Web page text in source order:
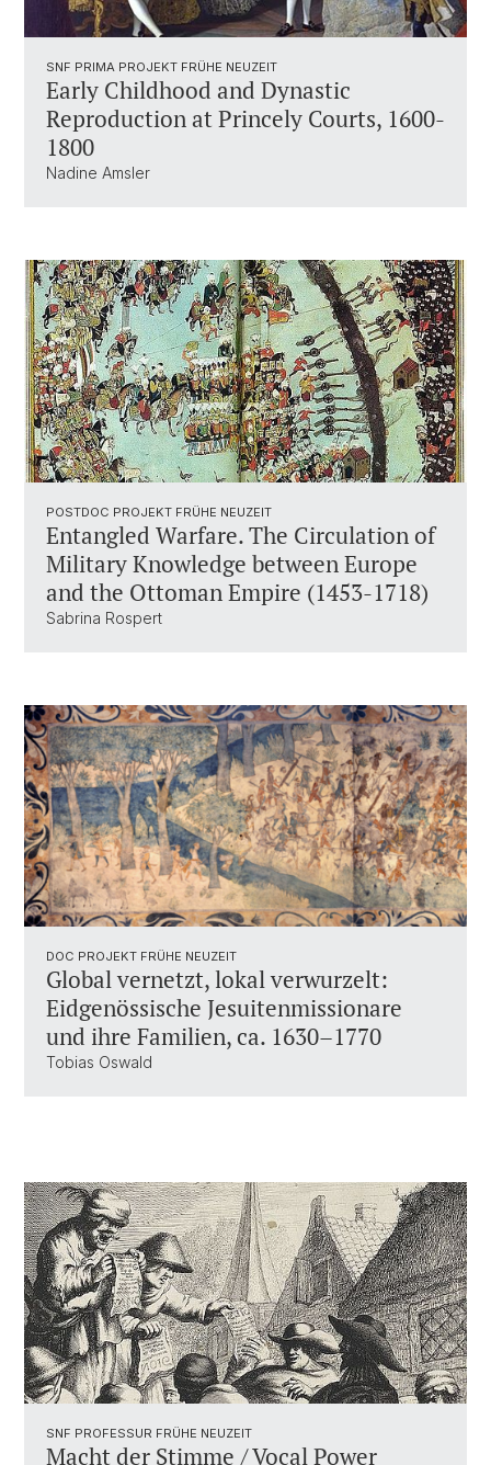
SNF PRIMA PROJEKT FRÜHE NEUZEIT
Early Childhood and Dynastic
Reproduction at Princely Courts, 1600-
1800
Nadine Amsler
POSTDOC PROJEKT FRÜHE NEUZEIT
Entangled Warfare. The Circulation of
Military Knowledge between Europe
and the Ottoman Empire (1453-1718)
Sabrina Rospert
DOC PROJEKT FRÜHE NEUZEIT
Global vernetzt, lokal verwurzelt:
Eidgenössische Jesuitenmissionare
und ihre Familien, ca. 1630–1770
Tobias Oswald
SNF PROFESSUR FRÜHE NEUZEIT
Macht der Stimme / Vocal Power